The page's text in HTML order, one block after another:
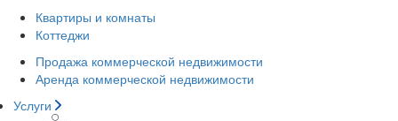
Квартиры и комнаты
Коттеджи
Продажа коммерческой недвижимости
Аренда коммерческой недвижимости
Услуги